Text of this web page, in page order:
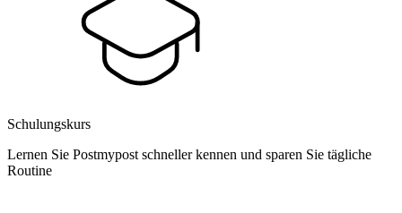
Schulungskurs
Lernen Sie Postmypost schneller kennen und sparen Sie tägliche
Routine